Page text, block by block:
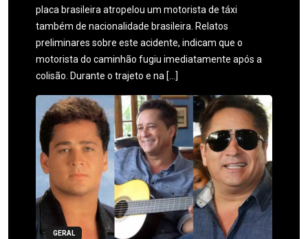
placa brasileira atropelou um motorista de táxi
também de nacionalidade brasileira. Relatos
preliminares sobre este acidente, indicam que o
motorista do caminhão fugiu imediatamente após a
colisão. Durante o trajeto e na […]
GERAL